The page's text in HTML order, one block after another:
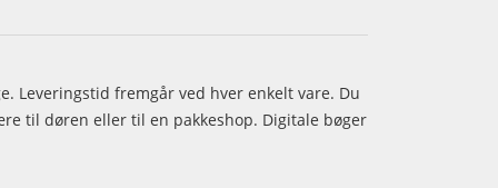
Leveringstid fremgår ved hver enkelt vare. Du
til døren eller til en pakkeshop. Digitale bøger